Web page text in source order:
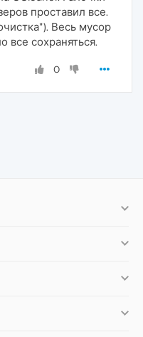
проставил все.
Весь мусор
все сохраняться.
0